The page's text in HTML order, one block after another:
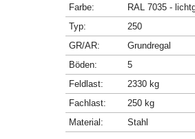
Farbe:
RAL 7035 -
Typ:
250
GR/AR:
Grundregal
Böden:
5
Feldlast:
2330 kg
Fachlast:
250 kg
Material:
Stahl